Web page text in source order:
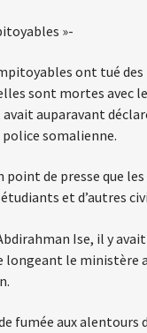
»-
ont tué des
sont mortes avec
avait auparavant
somalienne.
point de presse que
et d’autres
Ise, il y
longeant le ministère
de fumée aux